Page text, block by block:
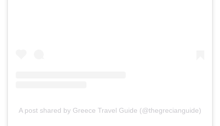
A post shared by Greece Travel Guide (@thegrecianguide)